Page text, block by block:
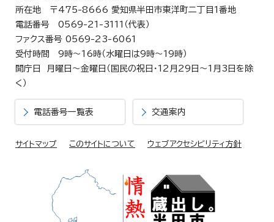
所在地 〒475-8666 愛知県半田市東洋町二丁目1番地
電話番号 0569-21-3111（代表）
ファクス番号 0569-23-6061
受付時間 9時～16時（水曜日は9時～19時）
開庁日 月曜日～金曜日（国民の祝日・12月29日～1月3日を除
く）
電話番号一覧表 交通案内
サイトマップ このサイトについて ウェブアクセシビリティ方針